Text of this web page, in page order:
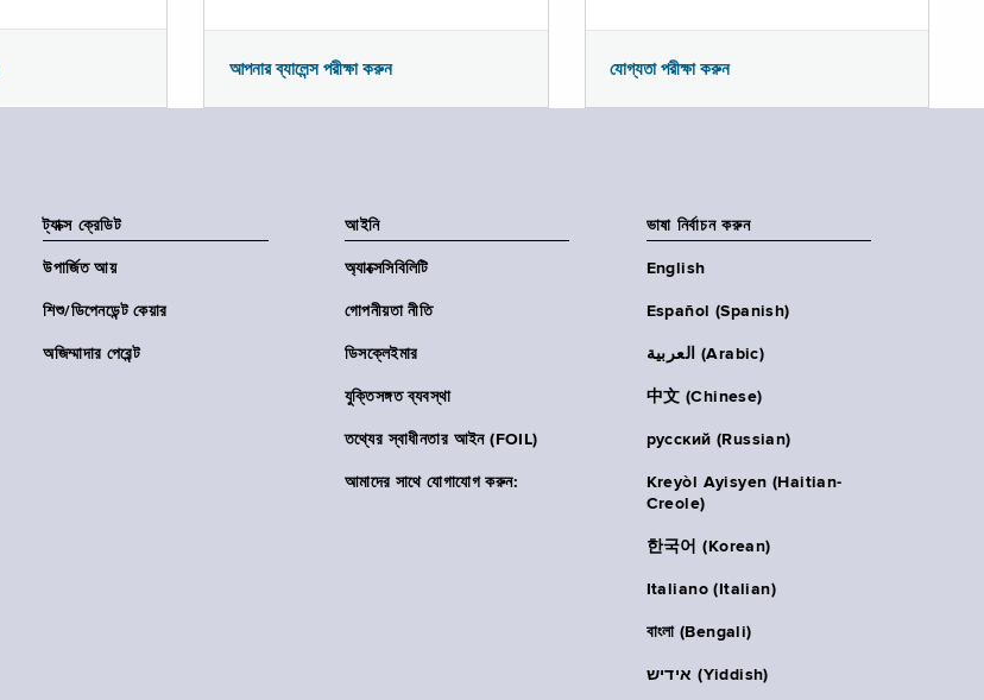
আপনার ব্যালেন্স পরীক্ষা করুন যোগ্যতা পরীক্ষা করুন
ট্যাক্স ক্রেডিট
উপার্জিত আয়
শিশু/ডিপেনডেন্ট কেয়ার
অজিম্মাদার পেরেন্ট
আইনি
অ্যাক্সেসিবিলিটি
গোপনীয়তা নীতি
ডিসক্লেইমার
যুক্তিসঙ্গত ব্যবস্থা
তথ্যের স্বাধীনতার আইন (FOIL)
আমাদের সাথে যোগাযোগ করুন:
ভাষা নির্বাচন করুন
English
Español (Spanish)
العربية (Arabic)
中文 (Chinese)
русский (Russian)
Kreyòl Ayisyen (Haitian-
Creole)
한국어 (Korean)
Italiano (Italian)
বাংলা (Bengali)
אידיש (Yiddish)